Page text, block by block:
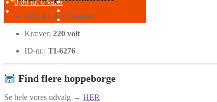
0,00kr. 0 varer
Mål: 8 × 6 × 7 meter
Kræver: 220 volt
ID-nr.: TI-6276
Find flere hoppeborge
Se hele vores udvalg → HER